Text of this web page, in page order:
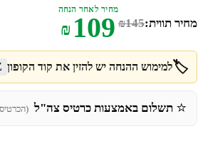
מחיר תווית: ₪145
מחיר לאחר הנחה
₪ 109
🏷️למימוש ההנחה יש להזין את קוד הקופון
⭐ תשלום באמצעות כרטיס צה"ל